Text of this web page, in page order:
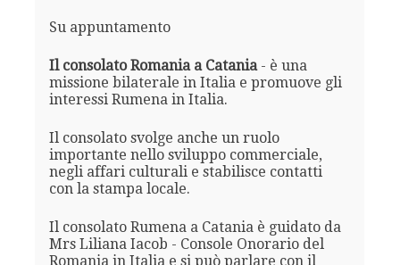
Su appuntamento
Il consolato Romania a Catania- è una
missione bilaterale in Italia e promuove gli
interessi Rumena in Italia.
Il consolato svolge anche un ruolo
importante nello sviluppo commerciale,
negli affari culturali e stabilisce contatti
con la stampa locale.
Il consolato Rumena a Catania è guidato da
Mrs Liliana Iacob - Console Onorario del
Romania in Italia e si può parlare con il